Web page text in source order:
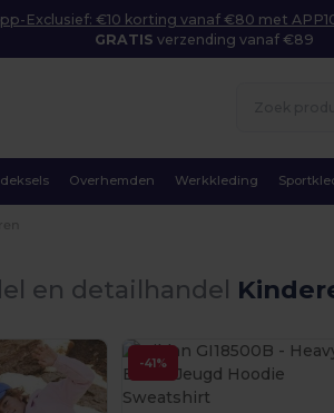
Exclusief: €10 korting vanaf €80 met
GRATIS verzending vanaf €89
Overhemden Werkkleding
en detailhandel
-41%